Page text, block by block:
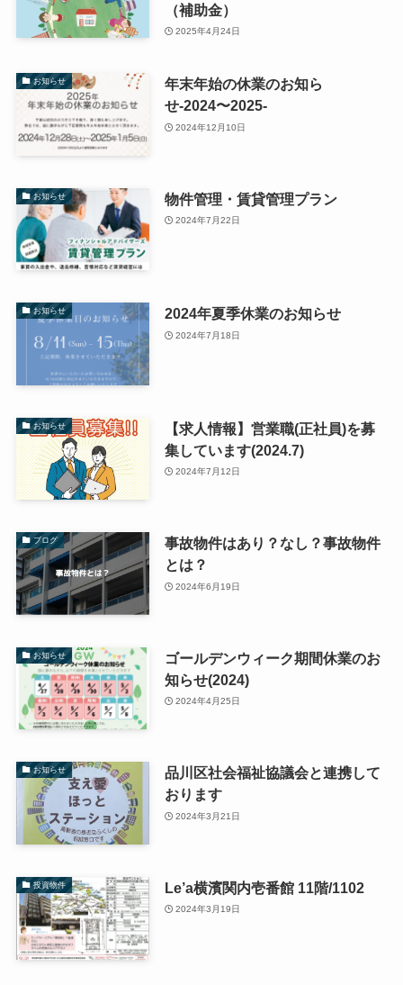
（補助金）
2025年4月24日
お知らせ
年末年始の休業のお知ら
せ-2024〜2025-
2024年12月10日
お知らせ 物件管理・賃貸管理プラン
2024年7月22日
お知らせ 2024年夏季休業のお知らせ
2024年7月18日
お知らせ
【求人情報】営業職(正社員)を募
集しています(2024.7)
2024年7月12日
ブログ
事故物件はあり？なし？事故物件
とは？
2024年6月19日
お知らせ
ゴールデンウィーク期間休業のお
知らせ(2024)
2024年4月25日
お知らせ
品川区社会福祉協議会と連携して
おります
2024年3月21日
投資物件 Le’a横濱関内壱番館 11階/1102
2024年3月19日